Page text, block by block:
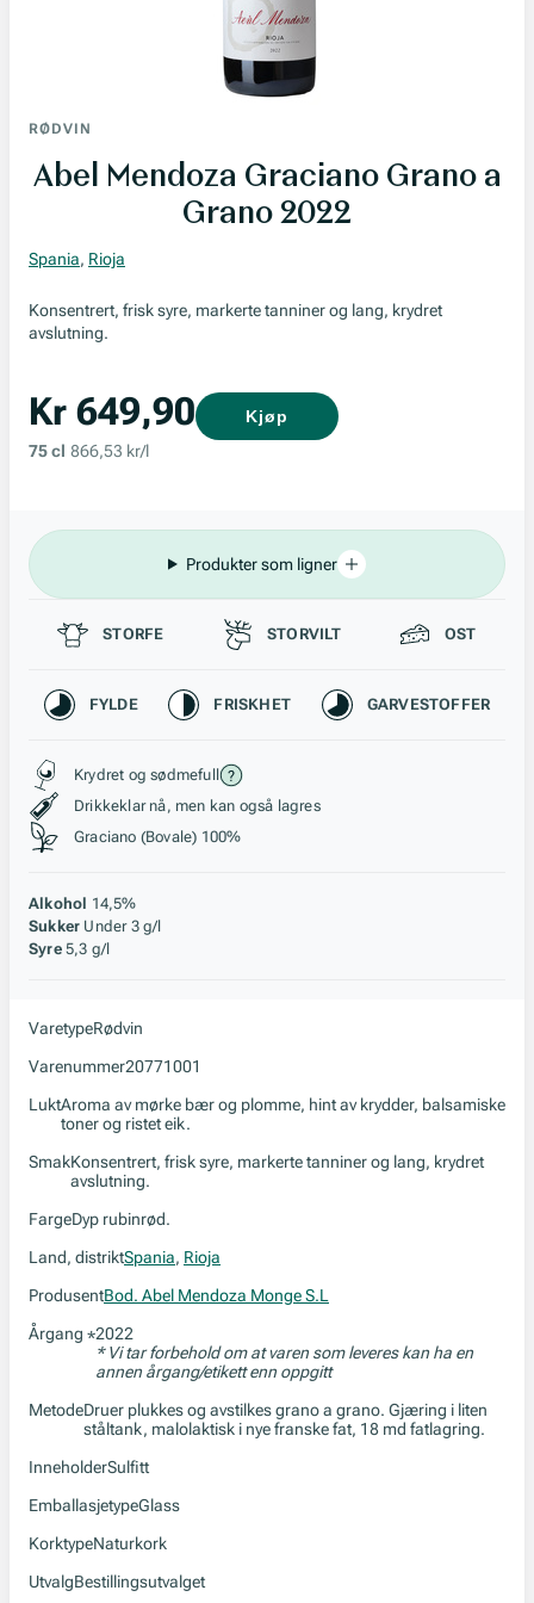
RØDVIN
Abel Mendoza Graciano Grano a
Grano 2022
Spania, Rioja
Konsentrert, frisk syre, markerte tanniner og lang, krydret
avslutning.
Kr 649,90
75 cl 866,53 kr/l
Kjøp
Produkter som ligner
Passer til
STORFE STORVILT OST
Karakteristikk
FYLDE FRISKHET GARVESTOFFER
Stil, lagring og råstoff
Krydret og sødmefull
Drikkeklar nå, men kan også lagres
Graciano (Bovale) 100%
Alkohol 14,5%
Sukker Under 3 g/l
Syre 5,3 g/l
VaretypeRødvin
Varenummer20771001
LuktAroma av mørke bær og plomme, hint av krydder, balsamiske
toner og ristet eik.
SmakKonsentrert, frisk syre, markerte tanniner og lang, krydret
avslutning.
FargeDyp rubinrød.
Land, distriktSpania, Rioja
ProdusentBod. Abel Mendoza Monge S.L
Årgang *2022
* Vi tar forbehold om at varen som leveres kan ha en
annen årgang/etikett enn oppgitt
MetodeDruer plukkes og avstilkes grano a grano. Gjæring i liten
ståltank, malolaktisk i nye franske fat, 18 md fatlagring.
InneholderSulfitt
EmballasjetypeGlass
KorktypeNaturkork
UtvalgBestillingsutvalget